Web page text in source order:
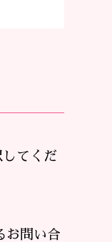
てくだ
お問い合